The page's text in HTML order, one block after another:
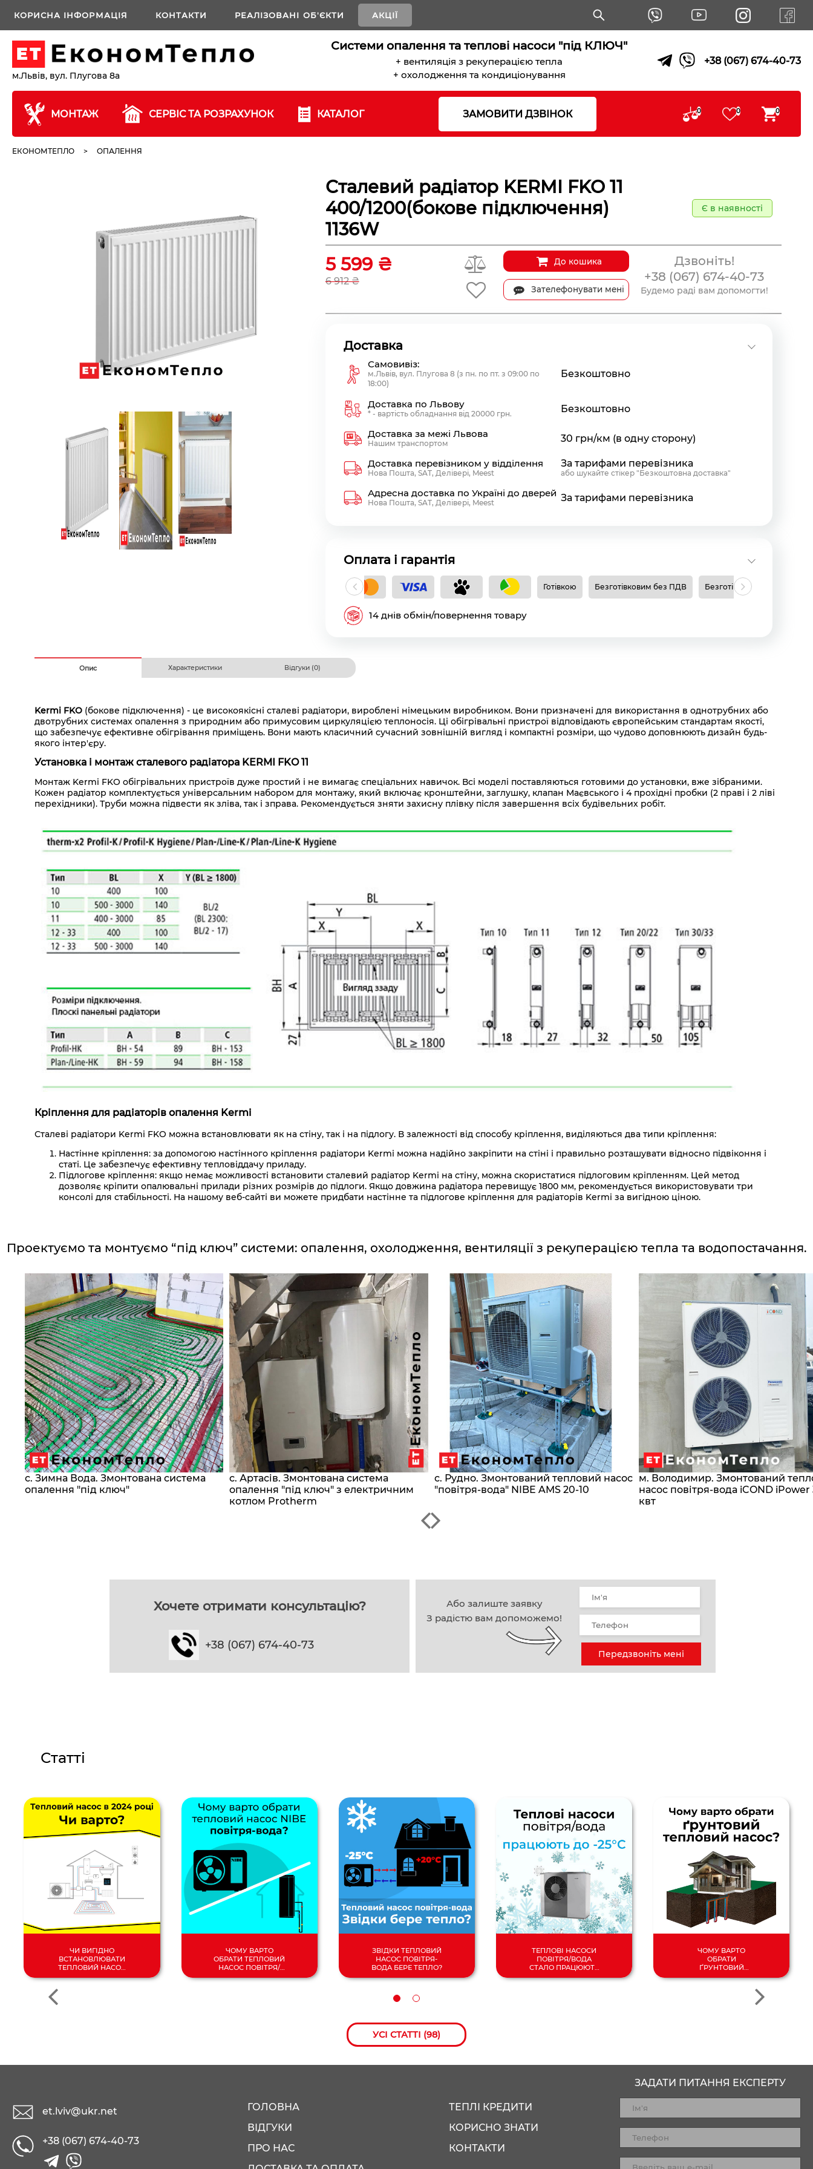
КОРИСНА ІНФОРМАЦІЯ КОНТАКТИ РЕАЛІЗОВАНІ ОБ'ЄКТИ АКЦІЇ
м.Львів, вул. Плугова 8а
Системи опалення та теплові насоси "під КЛЮЧ"
+ вентиляція з рекуперацією тепла
+ охолодження та кондиціонування
+38 (067) 674-40-73
МОНТАЖ СЕРВІС ТА РОЗРАХУНОК КАТАЛОГ ЗАМОВИТИ ДЗВІНОК 0 0 0
ЕКОНОМТЕПЛО > ОПАЛЕННЯ
Сталевий радіатор KERMI FKO 11
400/1200(бокове підключення)
1136W
Є в наявності
5 599 ₴
6 912 ₴
До кошика
Зателефонувати мені
Дзвоніть!
+38 (067) 674-40-73
Будемо раді вам допомогти!
Доставка
Самовивіз:
м.Львів, вул. Плугова 8 (з пн. по пт. з 09:00 по
18:00)
Безкоштовно
Доставка по Львову
* - вартість обладнання від 20000 грн. Безкоштовно
Доставка за межі Львова
Нашим транспортом 30 грн/км (в одну сторону)
Доставка перевізником у відділення
Нова Пошта, SAT, Делівері, Meest
За тарифами перевізника
або шукайте стікер "Безкоштовна доставка"
Адресна доставка по Україні до дверей
Нова Пошта, SAT, Делівері, Meest За тарифами перевізника
Оплата і гарантія
Готівкою Безготівковим без ПДВ Безготівковим з ПДВ
14 днів обмін/повернення товару
Опис Характеристики Відгуки (0)
Kermi FKO (бокове підключення) - це високоякісні сталеві радіатори, вироблені німецьким виробником. Вони призначені для використання в однотрубних або
двотрубних системах опалення з природним або примусовим циркуляцією теплоносія. Ці обігрівальні пристрої відповідають європейським стандартам якості,
що забезпечує ефективне обігрівання приміщень. Вони мають класичний сучасний зовнішній вигляд і компактні розміри, що чудово доповнюють дизайн будь-
якого інтер'єру.
Установка і монтаж сталевого радіатора KERMI FKO 11
Монтаж Kermi FKO обігрівальних пристроїв дуже простий і не вимагає спеціальних навичок. Всі моделі поставляються готовими до установки, вже зібраними.
Кожен радіатор комплектується універсальним набором для монтажу, який включає кронштейни, заглушку, клапан Маєвського і 4 прохідні пробки (2 праві і 2 ліві
перехідники). Труби можна підвести як зліва, так і зправа. Рекомендується зняти захисну плівку після завершення всіх будівельних робіт.
Кріплення для радіаторів опалення Kermi
Сталеві радіатори Kermi FKO можна встановлювати як на стіну, так і на підлогу. В залежності від способу кріплення, виділяються два типи кріплення:
Настінне кріплення: за допомогою настінного кріплення радіатори Kermi можна надійно закріпити на стіні і правильно розташувати відносно підвіконня і
статі. Це забезпечує ефективну тепловіддачу приладу.
Підлогове кріплення: якщо немає можливості встановити сталевий радіатор Kermi на стіну, можна скористатися підлоговим кріпленням. Цей метод
дозволяє кріпити опалювальні прилади різних розмірів до підлоги. Якщо довжина радіатора перевищує 1800 мм, рекомендується використовувати три
консолі для стабільності. На нашому веб-сайті ви можете придбати настінне та підлогове кріплення для радіаторів Kermi за вигідною ціною.
Проектуємо та монтуємо “під ключ” системи: опалення, охолодження, вентиляції з рекуперацією тепла та водопостачання.
с. Зимна Вода. Змонтована система
опалення "під ключ"
с. Артасів. Змонтована система
опалення "під ключ" з електричним
котлом Protherm
с. Рудно. Змонтований тепловий насос
"повітря-вода" NIBE AMS 20-10
м. Володимир. Змонтований
насос повітря-вода iCOND iPower
квт
Хочете отримати консультацію?
+38 (067) 674-40-73
Або залиште заявку
З радістю вам допоможемо!
Передзвоніть мені
Статті
ЧИ ВИГІДНО
ВСТАНОВЛЮВАТИ
ТЕПЛОВИЙ НАСОС
У 2024 РОЦІ?
ЧОМУ ВАРТО
ОБРАТИ ТЕПЛОВИЙ
НАСОС ПОВІТРЯ/
ВОДА?
ЗВІДКИ ТЕПЛОВИЙ
НАСОС ПОВІТРЯ-
ВОДА БЕРЕ ТЕПЛО?
ТЕПЛОВІ НАСОСИ
ПОВІТРЯ/ВОДА
СТАЛО ПРАЦЮЮТЬ
ДО -25°C!
ЧОМУ ВАРТО
ОБРАТИ
ҐРУНТОВИЙ
ТЕПЛОВИЙ НАСОС?
УСІ СТАТТІ (98)
et.lviv@ukr.net
+38 (067) 674-40-73
ГОЛОВНА
ВІДГУКИ
ПРО НАС
ТЕПЛІ КРЕДИТИ
КОРИСНО ЗНАТИ
КОНТАКТИ
ЗАДАТИ ПИТАННЯ ЕКСПЕРТУ